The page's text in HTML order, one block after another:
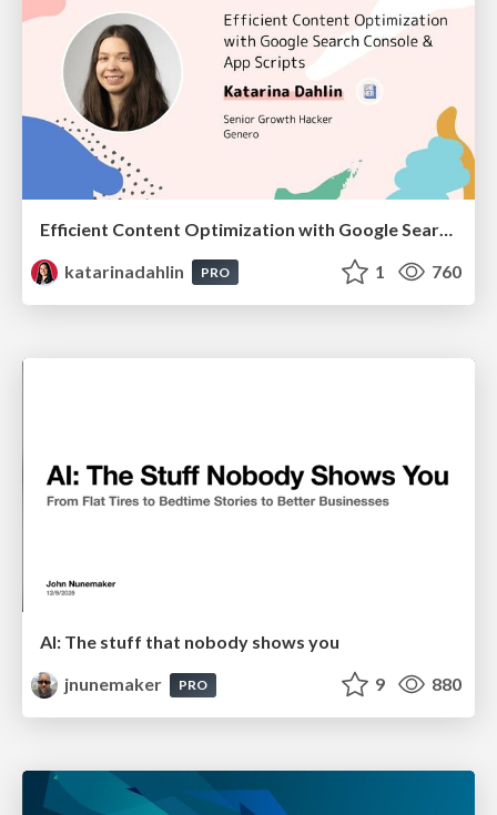
katarinadahlin
PRO 1 760
AI: The stuff that nobody shows you
jnunemaker
PRO 9 880